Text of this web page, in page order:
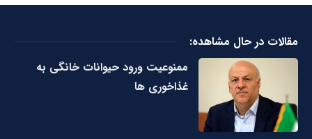
مقالات در حال مشاهده:
ممنوعیت ورود حیوانات خانگی به
غذاخوری ها